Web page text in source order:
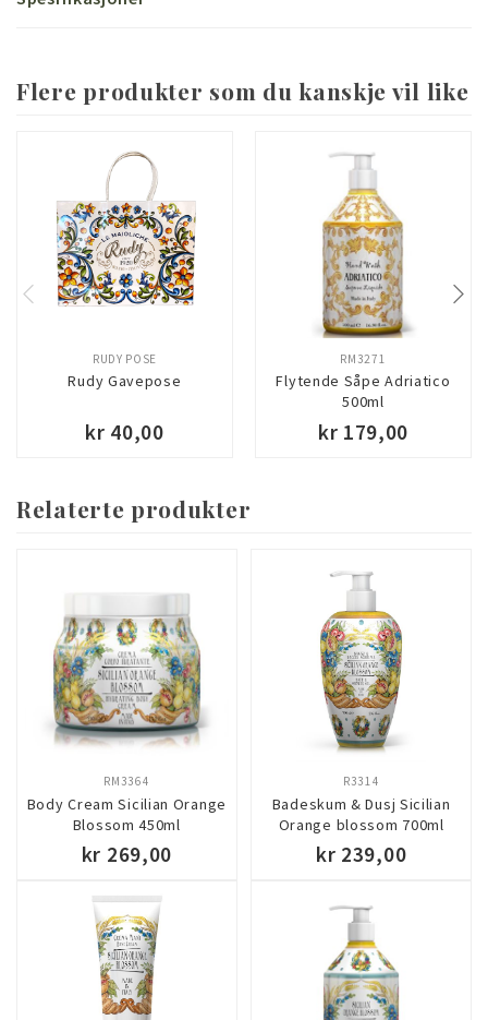
Flere produkter som du kanskje vil like
Rudy Gavepose
RUDY POSE
kr 40,00
Flytende Såpe Adriatico
500ml
RM3271
kr 179,00
Relaterte produkter
Body Cream Sicilian Orange
Blossom 450ml
RM3364
kr 269,00
Badeskum & Dusj Sicilian
Orange blossom 700ml
R3314
kr 239,00